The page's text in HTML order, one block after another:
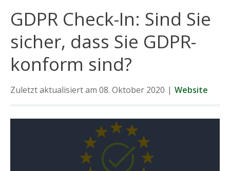
GDPR Check-In: Sind Sie
sicher, dass Sie GDPR-
konform sind?
Zuletzt aktualisiert am 08. Oktober 2020 | Website